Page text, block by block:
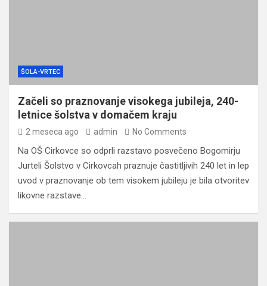
ŠOLA-VRTEC
Začeli so praznovanje visokega jubileja, 240-
letnice šolstva v domačem kraju
2 meseca ago admin No Comments
Na OŠ Cirkovce so odprli razstavo posvečeno Bogomirju
Jurteli Šolstvo v Cirkovcah praznuje častitljivih 240 let in lep
uvod v praznovanje ob tem visokem jubileju je bila otvoritev
likovne razstave…